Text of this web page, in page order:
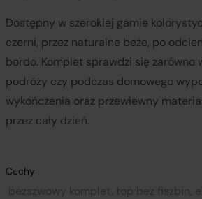
Dostępny w szerokiej gamie
czerni, przez naturalne beże, po
bordo. Komplet sprawdzi się zarówno
podróży czy podczas domowego
wykończenia oraz przewiewny
przez cały dzień.
Cechy
bezszwowy komplet, top bez fiszbin,